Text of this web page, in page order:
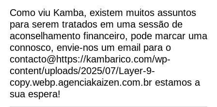
Como viu Kamba, existem muitos assuntos
para serem tratados em uma sessão de
aconselhamento financeiro, pode marcar uma
connosco, envie-nos um email para o
contacto@https://kambarico.com/wp-
content/uploads/2025/07/Layer-9-
copy.webp.agenciakaizen.com.br estamos a
sua espera!